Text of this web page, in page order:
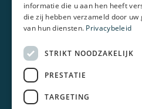
Voor wie
POH-GGZ
Huisarts
Leefstijlcoaches
GGZ-Specialist
informatie die u aan hen heeft
die zij hebben verzameld door uw
van hun diensten. Privacybeleid
STRIKT NOODZAKELIJK
PRESTATIE
TARGETING